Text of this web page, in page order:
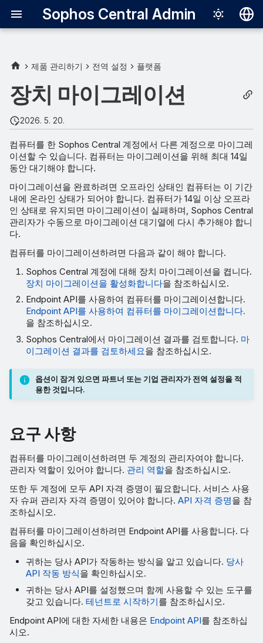
Sophos Central Admin
Italiano
日本語
Português
中文（繁體）
장치 마이그레이션을 활성화
합니다
Endpoint API를 사용하여 컴
퓨터를 마이그레이션합니다.
마이그레이션 결과를 검토하
세요
제품 관리하기 전역 설정 플랫폼
장치 마이그레이션
2026. 5. 20.
컴퓨터를 한 Sophos Central 계정에서 다른 계정으로 마이그레
이션할 수 있습니다. 컴퓨터는 마이그레이션을 위해 최대 14일
동안 대기해야 합니다.
마이그레이션을 완료하려면 오프라인 상태인 컴퓨터는 이 기간
내에 온라인 상태가 되어야 합니다. 컴퓨터가 14일 이상 오프라
인 상태로 유지되면 마이그레이션이 실패하며, Sophos Central
관리자가 수동으로 마이그레이션 대기열에 다시 추가해야 합니
다.
컴퓨터를 마이그레이션하려면 다음과 같이 해야 합니다.
Sophos Central 계정에 대해 장치 마이그레이션을 켭니다.
장치 마이그레이션을 활성화합니다을 참조하십시오.
Endpoint API를 사용하여 컴퓨터를 마이그레이션합니다.
Endpoint API를 사용하여 컴퓨터를 마이그레이션합니다.
을 참조하십시오.
Sophos Central에서 마이그레이션 결과를 검토합니다. 마
이그레이션 결과를 검토하세요을 참조하십시오.
옵션이 잠겨 있으면 파트너 또는 기업 관리자가 전역 설정을 적
용한 것입니다.
요구 사항
컴퓨터를 마이그레이션하려면 두 계정의 관리자여야 합니다.
관리자 역할이 있어야 합니다. 관리 역할을 참조하십시오.
또한 두 계정에 모두 API 자격 증명이 필요합니다. 서비스 사용
자 슈퍼 관리자 자격 증명이 있어야 합니다. API 자격 증명을 참
조하십시오.
컴퓨터를 마이그레이션하려면 Endpoint API를 사용합니다. 다
음을 확인하십시오.
귀하는 당사 API가 작동하는 방식을 알고 있습니다. 당사
API 작동 방식을 확인하십시오.
귀하는 당사 API를 설정했으며 함께 사용할 수 있는 도구를
갖고 있습니다.테넌트로 시작하기를 참조하십시오.
Endpoint API에 대한 자세한 내용은 Endpoint API를 참조하십
시오.